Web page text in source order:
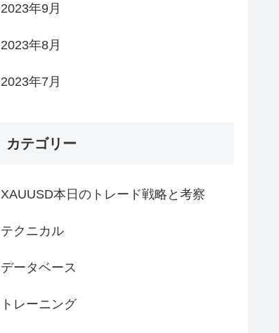
2023年9月
2023年8月
2023年7月
カテゴリー
XAUUSD本日のトレード戦略と考察
テクニカル
データベース
トレーニング